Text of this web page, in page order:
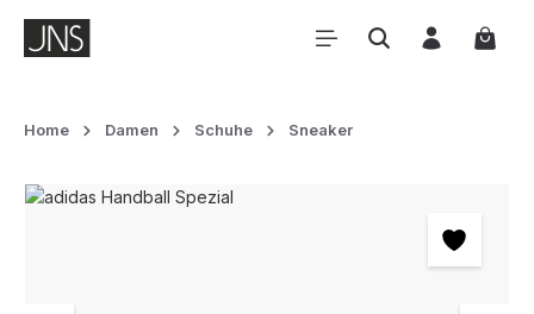
Zum Hauptinhalt springen
Home Damen Schuhe Sneaker
Bildergalerie überspringen